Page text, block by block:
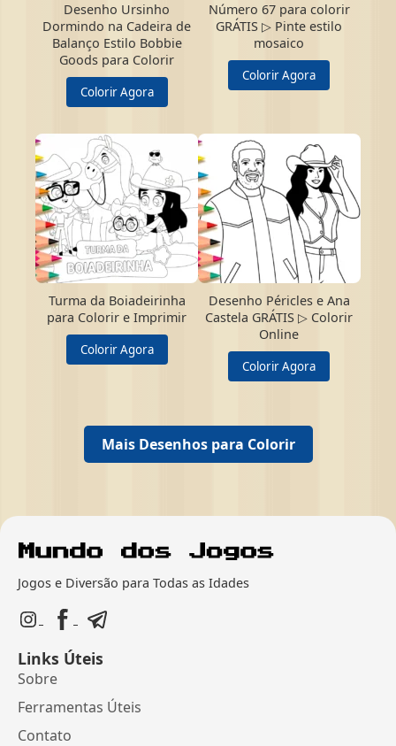
Desenho Ursinho
Dormindo na Cadeira de
Balanço Estilo Bobbie
Goods para Colorir
Colorir Agora
Número 67 para colorir
GRÁTIS ▷ Pinte estilo
mosaico
Colorir Agora
Turma da Boiadeirinha
para Colorir e Imprimir
Colorir Agora
Desenho Péricles e Ana
Castela GRÁTIS ▷ Colorir
Online
Colorir Agora
Mais Desenhos para Colorir
Jogos e Diversão para Todas as Idades
Links Úteis
Sobre
Ferramentas Úteis
Contato